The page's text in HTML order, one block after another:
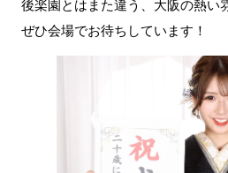
後楽園とはまた違う、大阪の熱い
ぜひ会場でお待ちしています！